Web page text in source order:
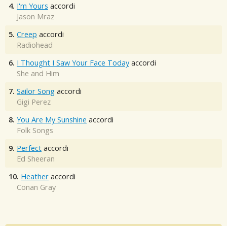
4. I'm Yours accordi
Jason Mraz
5. Creep accordi
Radiohead
6. I Thought I Saw Your Face Today accordi
She and Him
7. Sailor Song accordi
Gigi Perez
8. You Are My Sunshine accordi
Folk Songs
9. Perfect accordi
Ed Sheeran
10. Heather accordi
Conan Gray